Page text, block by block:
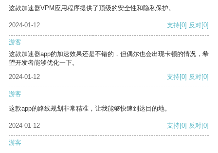
这款加速器VPM应用程序提供了顶级的安全性和隐私保护。
2024-01-12 支持[0] 反对[0]
游客
这款加速器app的加速效果还是不错的，但偶尔也会出现卡顿的情况，希
望开发者能够优化一下。
2024-01-12
支持[0] 反对[0]
游客
这款app的路线规划非常精准，让我能够快速到达目的地。
2024-01-12 支持[0] 反对[0]
游客